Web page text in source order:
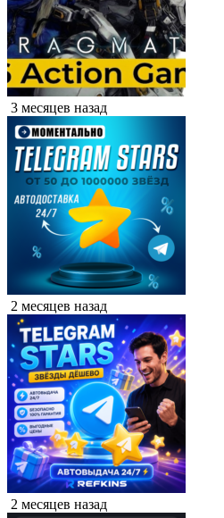
3 месяцев назад
2 месяцев назад
2 месяцев назад